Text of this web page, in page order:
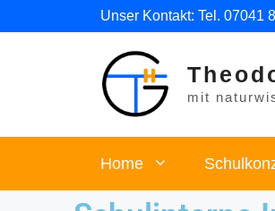
Unser Kontakt: Tel. 07041
mit
Home